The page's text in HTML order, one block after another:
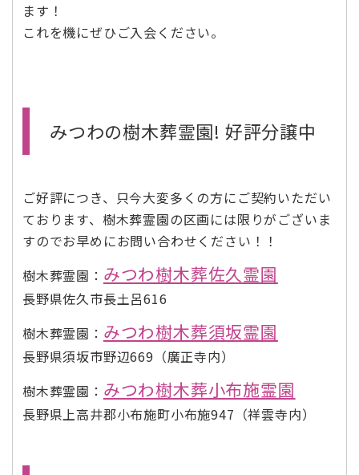
ます！
これを機にぜひご入会ください。
みつわの樹木葬霊園! 好評分譲中
ご好評につき、只今大変多くの方にご契約いただい
ております、樹木葬霊園の区画には限りがございま
すのでお早めにお問い合わせください！！
樹木葬霊園： みつわ樹木葬佐久霊園
長野県佐久市長土呂616
樹木葬霊園： みつわ樹木葬須坂霊園
長野県須坂市野辺669（廣正寺内）
樹木葬霊園： みつわ樹木葬小布施霊園
長野県上高井郡小布施町小布施947（祥雲寺内）